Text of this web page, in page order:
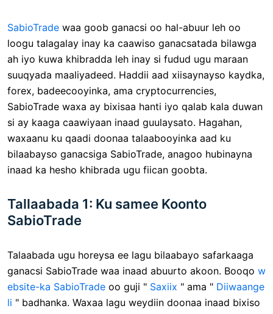
SabioTrade waa goob ganacsi oo hal-abuur leh oo
loogu talagalay inay ka caawiso ganacsatada bilawga
ah iyo kuwa khibradda leh inay si fudud ugu maraan
suuqyada maaliyadeed. Haddii aad xiisaynayso kaydka,
forex, badeecooyinka, ama cryptocurrencies,
SabioTrade waxa ay bixisaa hanti iyo qalab kala duwan
si ay kaaga caawiyaan inaad guulaysato. Hagahan,
waxaanu ku qaadi doonaa talaabooyinka aad ku
bilaabayso ganacsiga SabioTrade, anagoo hubinayna
inaad ka hesho khibrada ugu fiican goobta.
Tallaabada 1: Ku samee Koonto
SabioTrade
Talaabada ugu horeysa ee lagu bilaabayo safarkaaga
ganacsi SabioTrade waa inaad abuurto akoon. Booqo w
ebsite-ka SabioTrade oo guji " Saxiix " ama " Diiwaange
li " badhanka. Waxaa lagu weydiin doonaa inaad bixiso